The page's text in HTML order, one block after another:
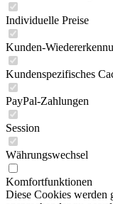
Individuelle Preise
Kunden-
Kundenspezifisches
PayPal-Zahlungen
Session
Währungswechsel
Komfortfunktionen
Diese Cookies werden